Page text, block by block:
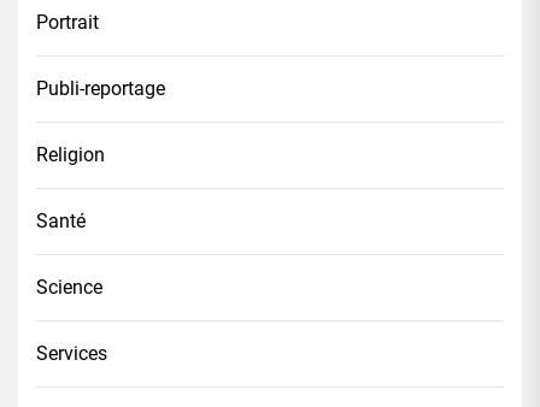
Portrait
Publi-reportage
Religion
Santé
Science
Services